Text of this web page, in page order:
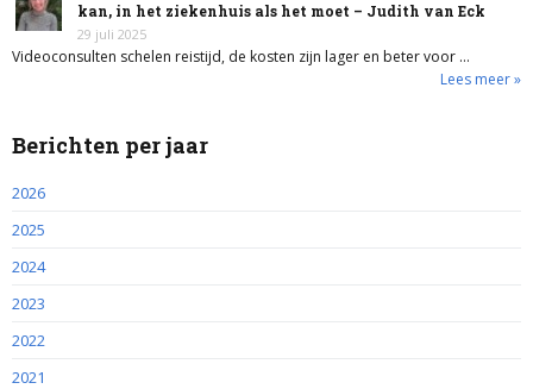
kan, in het ziekenhuis als het moet – Judith van Eck
29 juli 2025
Videoconsulten schelen reistijd, de kosten zijn lager en beter voor …
Lees meer »
Berichten per jaar
2026
2025
2024
2023
2022
2021